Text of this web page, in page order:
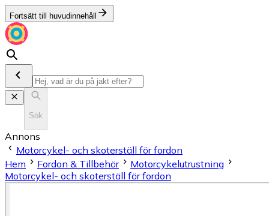
Fortsätt till huvudinnehåll
Sök
Annons
Motorcykel- och skoterställ för fordon
Hem
Fordon & Tillbehör
Motorcykelutrustning
Motorcykel- och skoterställ för fordon